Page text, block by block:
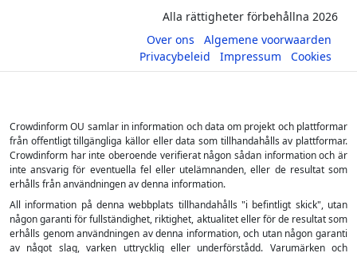
Alla rättigheter förbehållna 2026
Over ons
Algemene voorwaarden
Privacybeleid
Impressum Cookies
Crowdinform OU samlar in information och data om projekt och plattformar
från offentligt tillgängliga källor eller data som tillhandahålls av plattformar.
Crowdinform har inte oberoende verifierat någon sådan information och är
inte ansvarig för eventuella fel eller utelämnanden, eller de resultat som
erhålls från användningen av denna information.
All information på denna webbplats tillhandahålls "i befintligt skick", utan
någon garanti för fullständighet, riktighet, aktualitet eller för de resultat som
erhålls genom användningen av denna information, och utan någon garanti
av något slag, varken uttrycklig eller underförstådd. Varumärken och